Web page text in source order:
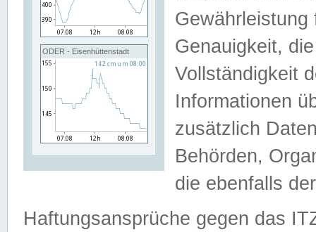
ODER - Eisenhüttenstadt
Genauigkeit,
Vollständigkeit
Informationen
zusätzlich
Behörden,
die ebenfalls
Haftungsansprüche gegen das